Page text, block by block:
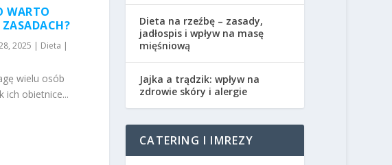
WARTO
2025 | Dieta |
wielu osób
ich obietnice...
Dieta na rzeźbę – zasady,
jadłospis i wpływ na masę
mięśniową
Jajka a trądzik: wpływ na
zdrowie skóry i alergie
CATERING I IMREZY